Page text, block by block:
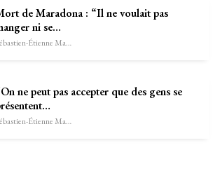
de Maradona : “Il ne voulait pas
ni se…
Sébastien-Étienne Marechal
ne peut pas accepter que des gens se
Sébastien-Étienne Marechal